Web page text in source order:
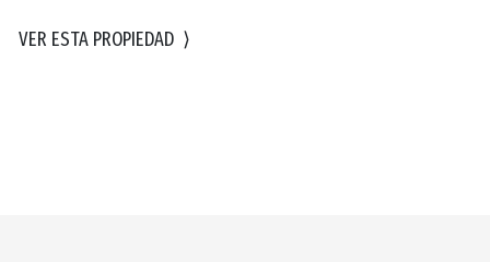
VER ESTA PROPIEDAD ⟩